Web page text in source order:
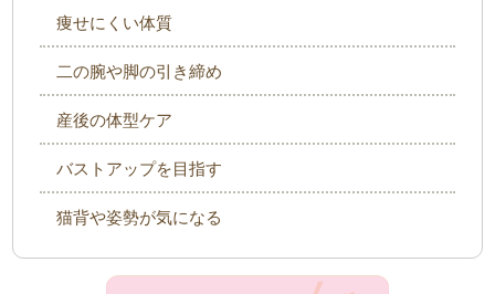
痩せにくい体質
二の腕や脚の引き締め
産後の体型ケア
バストアップを目指す
猫背や姿勢が気になる